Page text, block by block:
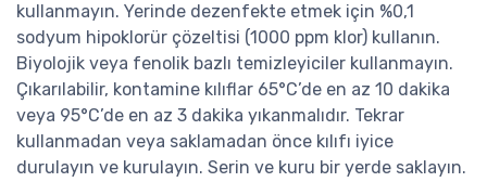
kullanmayın. Yerinde dezenfekte etmek için %0,1
sodyum hipoklorür çözeltisi (1000 ppm klor) kullanın.
Biyolojik veya fenolik bazlı temizleyiciler kullanmayın.
Çıkarılabilir, kontamine kılıflar 65°C’de en az 10 dakika
veya 95°C’de en az 3 dakika yıkanmalıdır. Tekrar
kullanmadan veya saklamadan önce kılıfı iyice
durulayın ve kurulayın. Serin ve kuru bir yerde saklayın.